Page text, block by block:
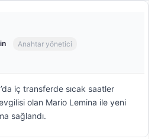
Anahtar yönetici
iç transferde sıcak saatler
olan Mario Lemina ile yeni
sağlandı.